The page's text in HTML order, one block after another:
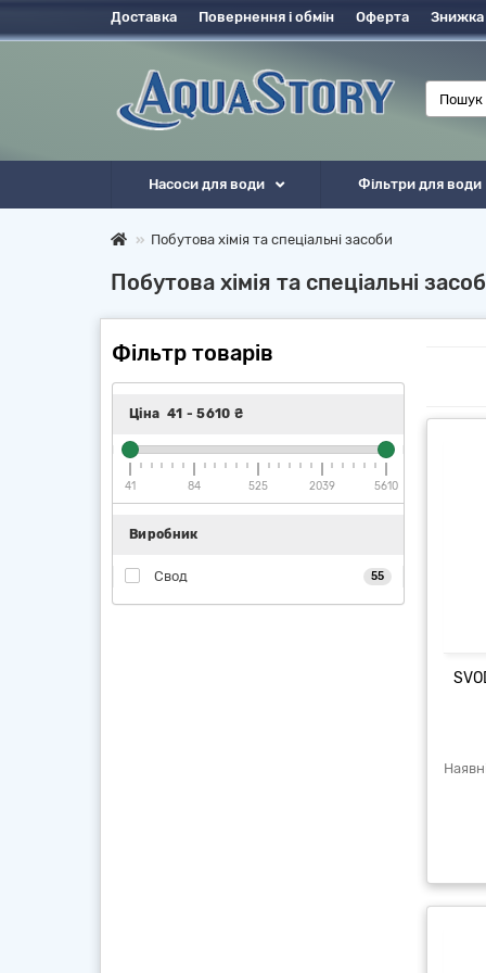
Доставка Повернення і обмін Оферта Знижка
Насоси для води Фільтри для води
Побутова хімія та спеціальні засоби
Побутова хімія та спеціальні
Фільтр товарів
Ціна 41 -5610 ₴
41 84 525 2039 5610
Виробник
Свод 55